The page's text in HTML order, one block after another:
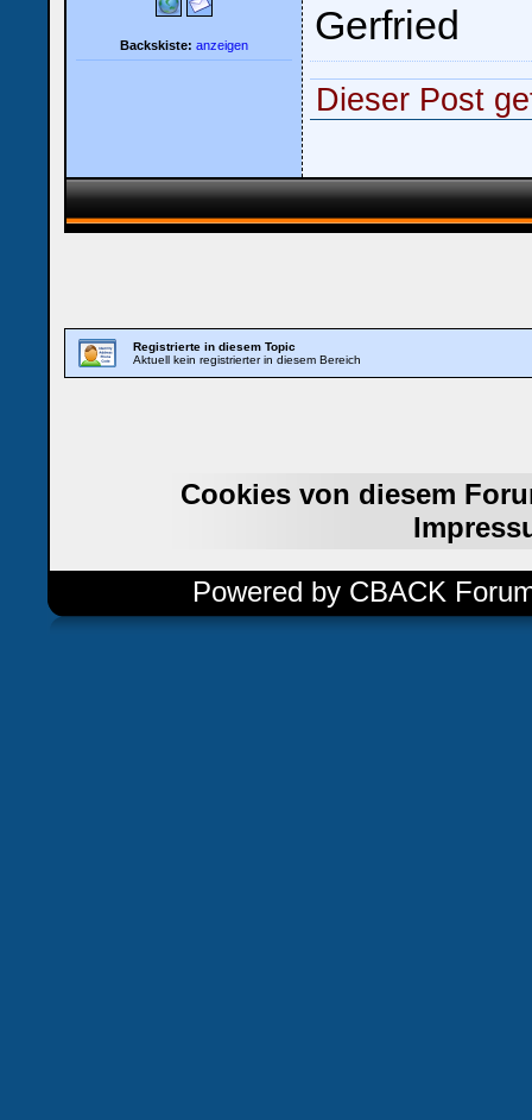
Backskiste: anzeigen Gerfried
Dieser Post
Registrierte in diesem Topic
Aktuell kein registrierter in diesem Bereich
Cookies von diesem
Powered by CBACK